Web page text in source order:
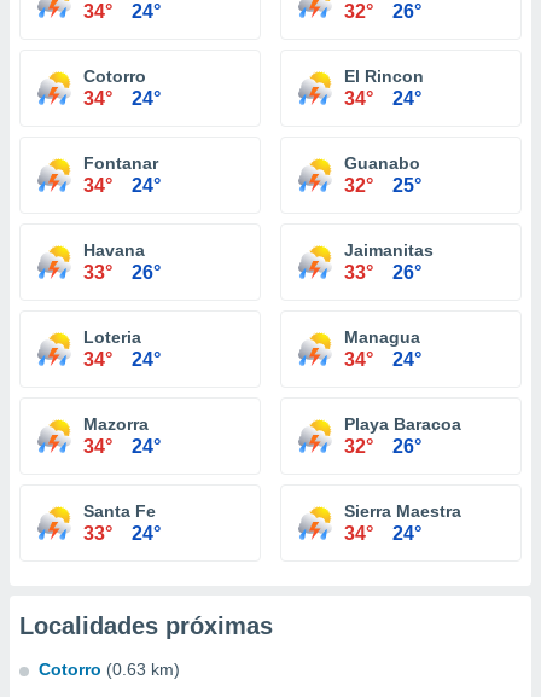
34° 24° 32° 26°
Cotorro
34° 24°
El Rincon
34° 24°
Fontanar
34° 24°
Guanabo
32° 25°
Havana
33° 26°
Jaimanitas
33° 26°
Loteria
34° 24°
Managua
34° 24°
Mazorra
34° 24°
Playa Baracoa
32° 26°
Santa Fe
33° 24°
Sierra Maestra
34° 24°
Localidades próximas
Cotorro (0.63 km)